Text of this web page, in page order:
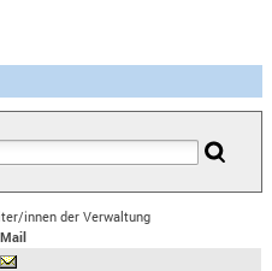
innen der Verwaltung
Mail